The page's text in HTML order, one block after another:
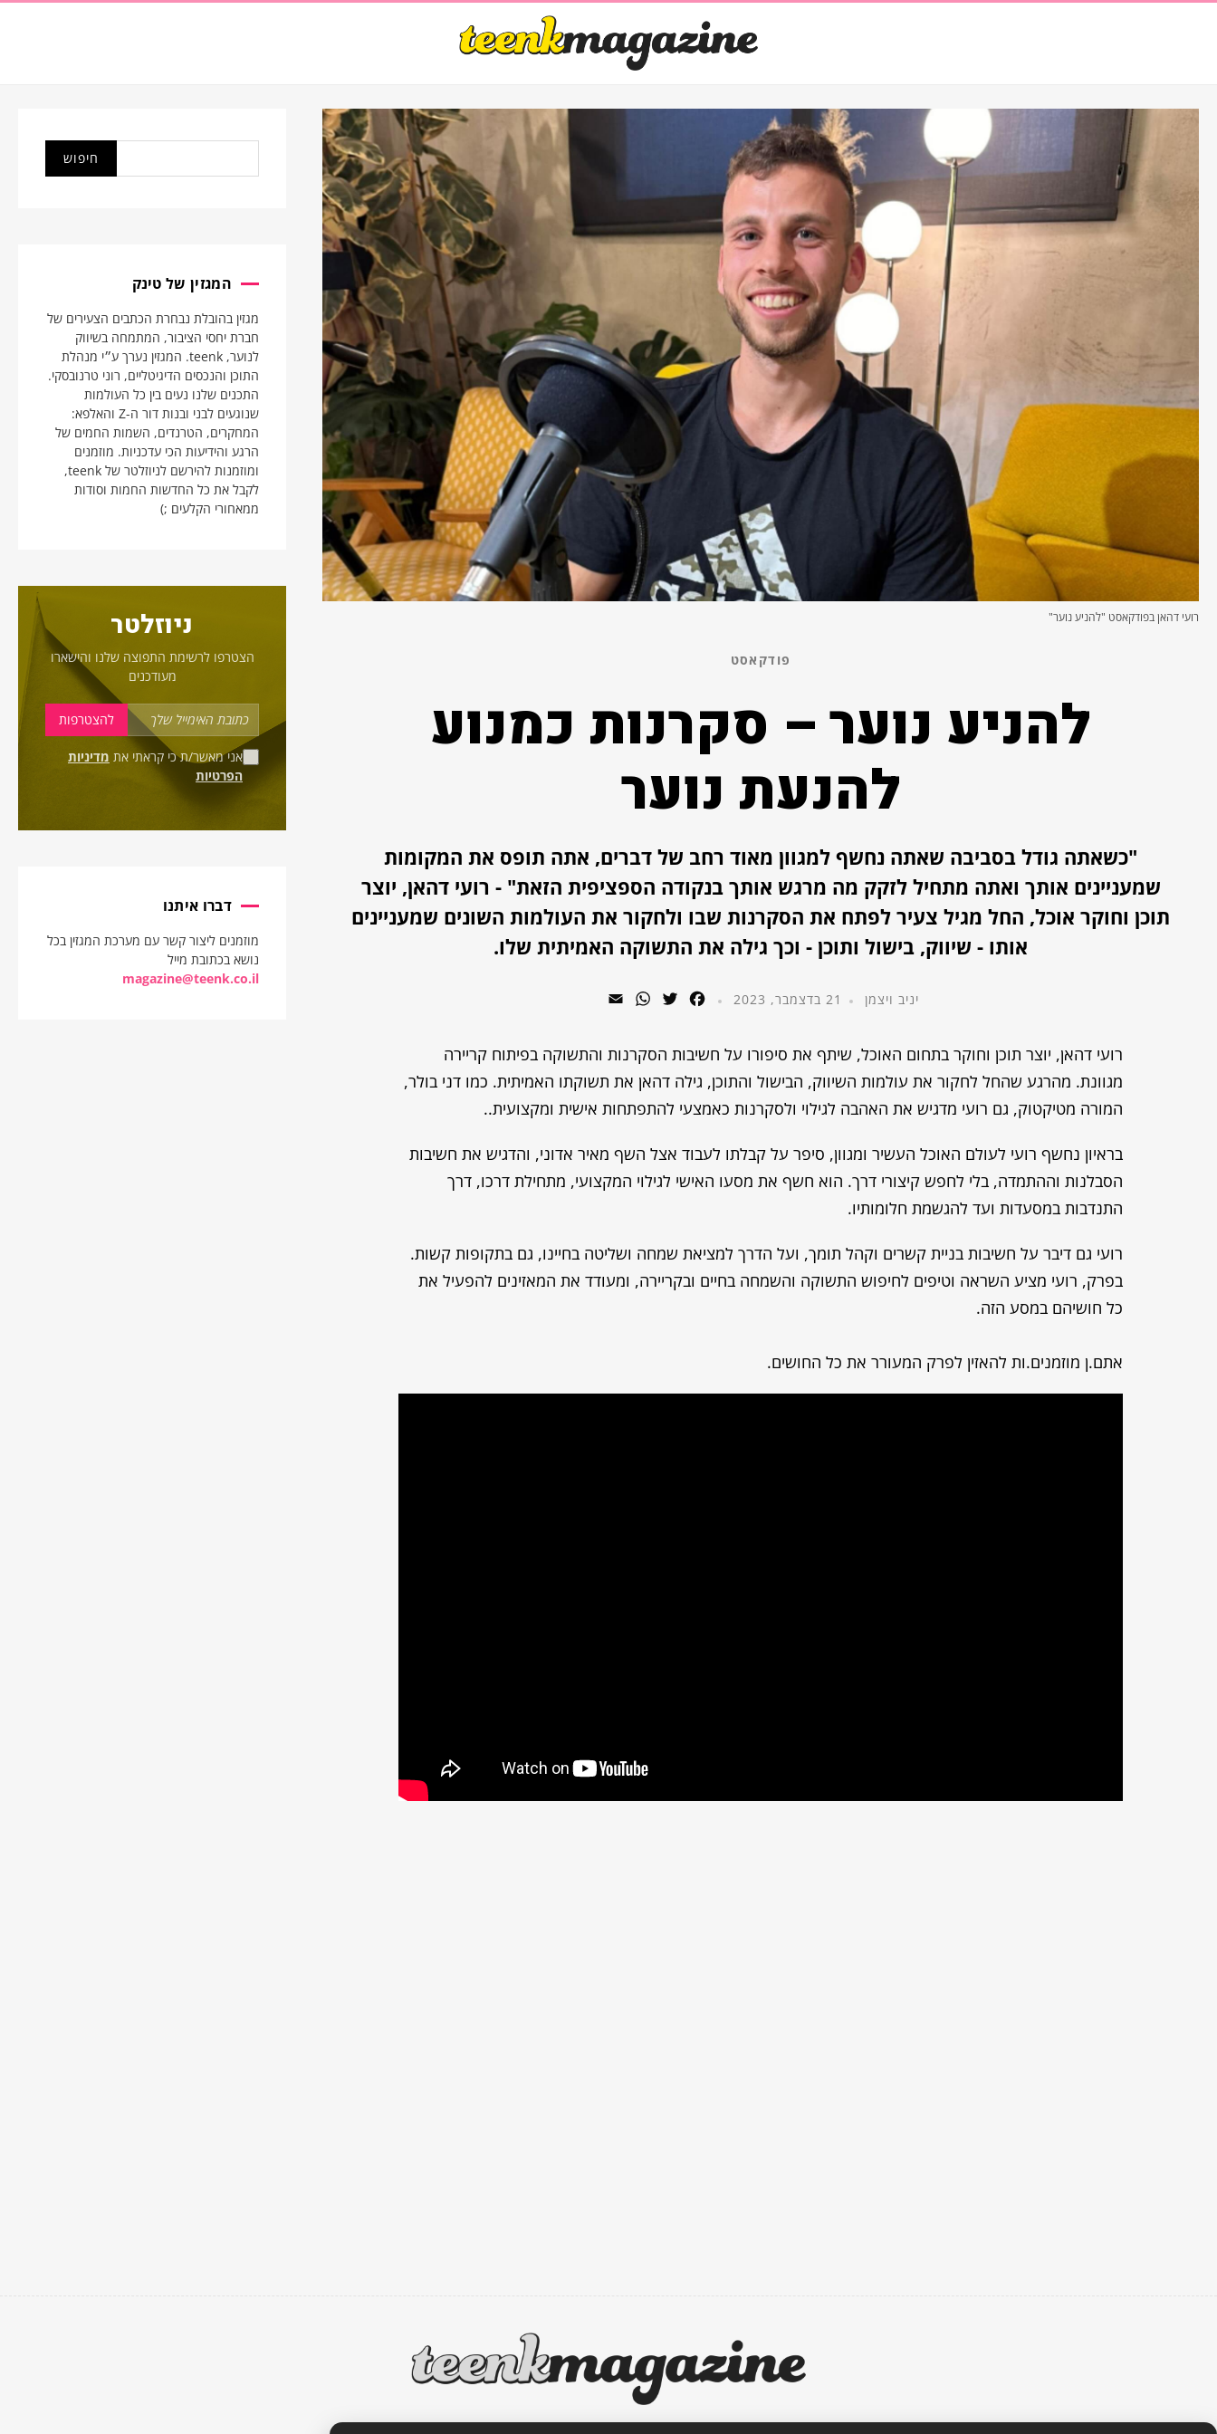
רועי דהאן בפודקאסט "להניע נוער"
פודקאסט
להניע נוער – סקרנות כמנוע
להנעת נוער
"כשאתה גודל בסביבה שאתה נחשף למגוון מאוד רחב של דברים, אתה תופס את המקומות
שמעניינים אותך ואתה מתחיל לזקק מה מרגש אותך בנקודה הספציפית הזאת" - רועי דהאן, יוצר
תוכן וחוקר אוכל, החל מגיל צעיר לפתח את הסקרנות שבו ולחקור את העולמות השונים שמעניינים
אותו - שיווק, בישול ותוכן - וכך גילה את התשוקה האמיתית שלו.
יניב ויצמן 21 בדצמבר, 2023 Facebook
Twitter
WhatsApp
רועי דהאן, יוצר תוכן וחוקר בתחום האוכל, שיתף את סיפורו על חשיבות הסקרנות והתשוקה בפיתוח קריירה
מגוונת. מהרגע שהחל לחקור את עולמות השיווק, הבישול והתוכן, גילה דהאן את תשוקתו האמיתית. כמו דני בולר,
המורה מטיקטוק, גם רועי מדגיש את האהבה לגילוי ולסקרנות כאמצעי להתפתחות אישית ומקצועית..
בראיון נחשף רועי לעולם האוכל העשיר ומגוון, סיפר על קבלתו לעבוד אצל השף מאיר אדוני, והדגיש את חשיבות
הסבלנות וההתמדה, בלי לחפש קיצורי דרך. הוא חשף את מסעו האישי לגילוי המקצועי, מתחילת דרכו, דרך
התנדבות במסעדות ועד להגשמת חלומותיו.
רועי גם דיבר על חשיבות בניית קשרים וקהל תומך, ועל הדרך למציאת שמחה ושליטה בחיינו, גם בתקופות קשות.
בפרק, רועי מציע השראה וטיפים לחיפוש התשוקה והשמחה בחיים ובקריירה, ומעודד את המאזינים להפעיל את
כל חושיהם במסע הזה.
אתם.ן מוזמנים.ות להאזין לפרק המעורר את כל החושים.
המגזין של טינק
מגזין בהובלת נבחרת הכתבים הצעירים של
חברת יחסי הציבור, המתמחה בשיווק
לנוער, teenk. המגזין נערך ע״י מנהלת
התוכן והנכסים הדיגיטליים, רוני טרנובסקי.
התכנים שלנו נעים בין כל העולמות
שנוגעים לבני ובנות דור ה-Z והאלפא:
המחקרים, הטרנדים, השמות החמים של
הרגע והידיעות הכי עדכניות. מוזמנים
ומוזמנות להירשם לניוזלטר של teenk,
לקבל את כל החדשות החמות וסודות
ממאחורי הקלעים ;)
ניוזלטר
הצטרפו לרשימת התפוצה שלנו והישארו
מעודכנים
אני מאשר/ת כי קראתי את מדיניות
הפרטיות
דברו איתנו
מוזמנים ליצור קשר עם מערכת המגזין בכל
נושא בכתובת מייל
magazine@teenk.co.il